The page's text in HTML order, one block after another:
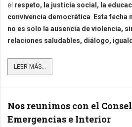
el respeto, la justicia social, la
convivencia democrática
Esta fecha
no es solo la ausencia de violencia,
relaciones saludables, diálogo,
LEER MÁS...
Nos reunimos con el
Emergencias e Interior